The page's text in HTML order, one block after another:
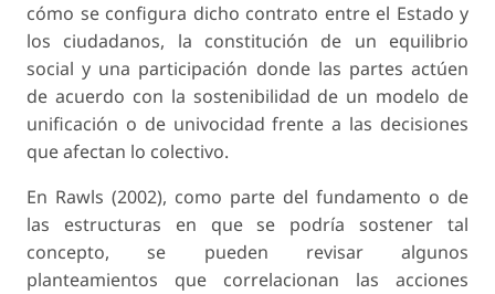
cómo se configura dicho contrato entre el Estado y
los ciudadanos, la constitución de un equilibrio
social y una participación donde las partes actúen
de acuerdo con la sostenibilidad de un modelo de
unificación o de univocidad frente a las decisiones
que afectan lo colectivo.
En Rawls (2002), como parte del fundamento o de
las estructuras en que se podría sostener tal
concepto, se pueden revisar algunos
planteamientos que correlacionan las acciones